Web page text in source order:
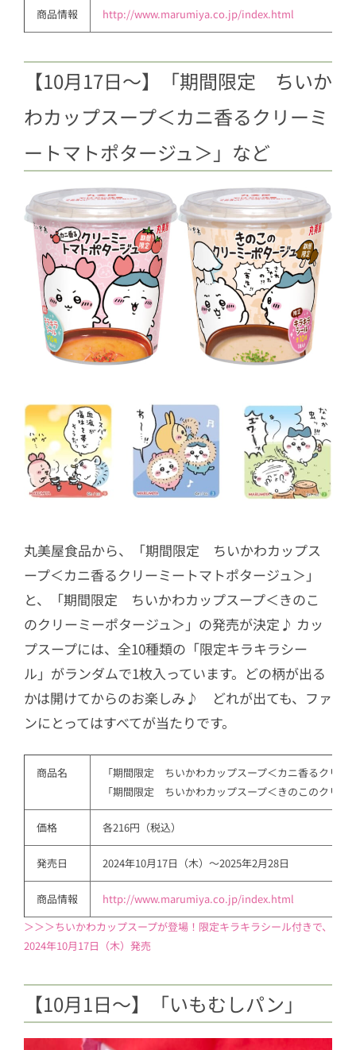
商品情報 http://www.marumiya.co.jp/index.html
【10月17日～】「期間限定 ちいか
わカップスープ＜カニ香るクリーミ
ートマトポタージュ＞」など
丸美屋食品から、「期間限定 ちいかわカップス
ープ＜カニ香るクリーミートマトポタージュ＞」
と、「期間限定 ちいかわカップスープ＜きのこ
のクリーミーポタージュ＞」の発売が決定♪ カッ
プスープには、全10種類の「限定キラキラシー
ル」がランダムで1枚入っています。どの柄が出る
かは開けてからのお楽しみ♪ どれが出ても、ファ
ンにとってはすべてが当たりです。
商品名
「期間限定　ちいかわカップスープ＜カニ香るクリ
「期間限定　ちいかわカップスープ＜きのこのクリー
価格 各216円（税込）
発売日 2024年10月17日（木）～2025年2月28日
商品情報
http://www.marumiya.co.jp/index.html
＞＞＞ちいかわカップスープが登場！限定キラキラシール付きで、
2024年10月17日（木）発売
【10月1日～】「いもむしパン」